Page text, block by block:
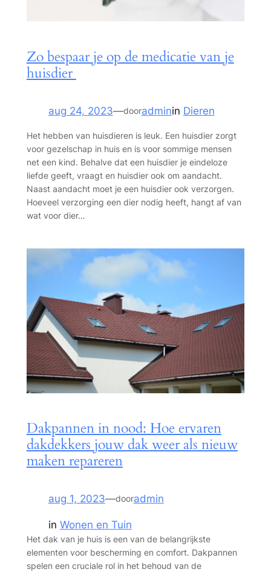
Zo bespaar je op de medicatie van je
huisdier
aug 24, 2023—dooradminin Dieren
Het hebben van huisdieren is leuk. Een huisdier zorgt
voor gezelschap in huis en is voor sommige mensen
net een kind. Behalve dat een huisdier je eindeloze
liefde geeft, vraagt en huisdier ook om aandacht.
Naast aandacht moet je een huisdier ook verzorgen.
Hoeveel verzorging een dier nodig heeft, hangt af van
wat voor dier…
Dakpannen in nood: Hoe ervaren
dakdekkers jouw dak weer als nieuw
maken repareren
aug 1, 2023—dooradmin
in Wonen en Tuin
Het dak van je huis is een van de belangrijkste
elementen voor bescherming en comfort. Dakpannen
spelen een cruciale rol in het behoud van de